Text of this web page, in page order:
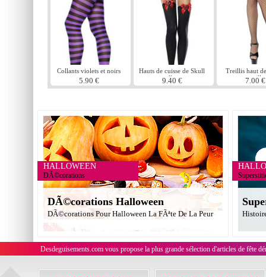
Collants violets et noirs
5.90 €
Hauts de cuisse de Skull
paillettes
9.40 €
Treillis haut
noir
7.00 €
HALLOWEEN
DÃ©corations
DÃ©corations Halloween
DÃ©corations Pour Halloween La FÃªte De La Peur
Desdeguisements.com vous propose la plus grande sélection d'articles de fête